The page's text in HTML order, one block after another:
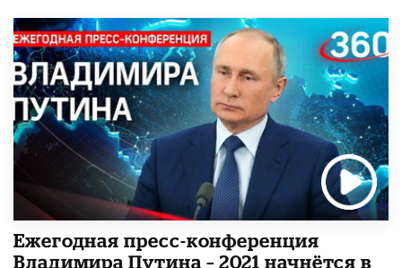
Ежегодная пресс-конференция
Владимира Путина – 2021 начнётся в